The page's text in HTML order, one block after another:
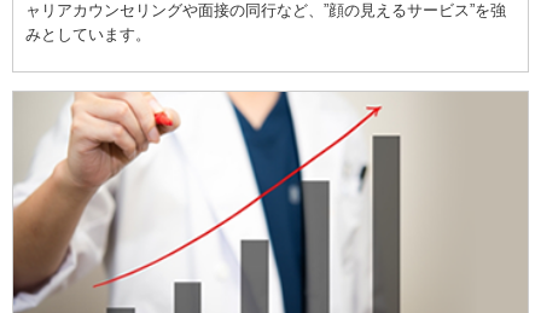
ャリアカウンセリングや面接の同行など、”顔の見えるサービス”を強
みとしています。